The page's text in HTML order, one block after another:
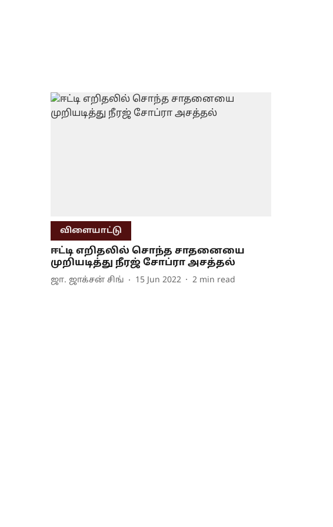
விளையாட்டு
ஈட்டி எறிதலில் சொந்த சாதனையை
முறியடித்து நீரஜ் சோப்ரா அசத்தல்
ஜா. ஜாக்சன் சிங் 15 Jun 2022 2 min read